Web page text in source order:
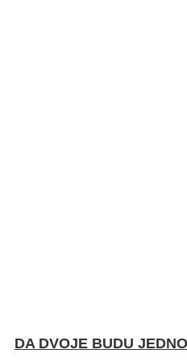
DA DVOJE BUDU